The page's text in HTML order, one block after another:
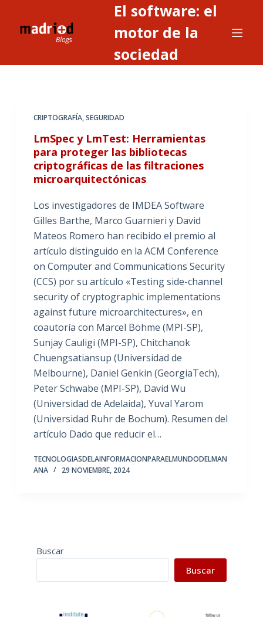
El software: el
motor de la
sociedad
CRIPTOGRAFÍA,SEGURIDAD
LmSpec y LmTest: Herramientas
para proteger las bibliotecas
criptográficas de las filtraciones
microarquitectónicas
Los investigadores de IMDEA Software
Gilles Barthe, Marco Guarnieri y David
Mateos Romero han recibido el premio al
artículo distinguido en la ACM Conference
on Computer and Communications Security
(CCS) por su artículo «Testing side-channel
security of cryptographic implementations
against future microarchitectures», en
coautoría con Marcel Böhme (MPI-SP),
Sunjay Cauligi (MPI-SP), Chitchanok
Chuengsatiansup (Universidad de
Melbourne), Daniel Genkin (GeorgiaTech),
Peter Schwabe (MPI-SP), David Wu
(Universidad de Adelaida), Yuval Yarom
(Universidad Ruhr de Bochum). Resumen del
artículo Dado que reducir el…
TECNOLOGIASDELAINFORMACIONPARAELMUNDODELMAN
ANA
29 NOVIEMBRE, 2024
Buscar
Buscar